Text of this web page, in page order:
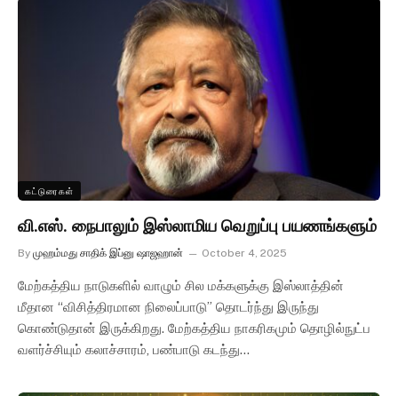
கட்டுரைகள்
வி.எஸ். நைபாலும் இஸ்லாமிய வெறுப்பு பயணங்களும்
By முஹம்மது சாதிக் இப்னு ஷாஜஹான் October 4, 2025
மேற்கத்திய நாடுகளில் வாழும் சில மக்களுக்கு இஸ்லாத்தின்
மீதான “விசித்திரமான நிலைப்பாடு” தொடர்ந்து இருந்து
கொண்டுதான் இருக்கிறது. மேற்கத்திய நாகரிகமும் தொழில்நுட்ப
வளர்ச்சியும் கலாச்சாரம், பண்பாடு கடந்து…